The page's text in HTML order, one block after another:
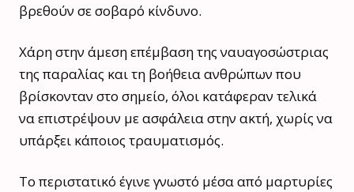
βρεθούν σε σοβαρό κίνδυνο.
Χάρη στην άμεση επέμβαση της ναυαγοσώστριας
της παραλίας και τη βοήθεια ανθρώπων που
βρίσκονταν στο σημείο, όλοι κατάφεραν τελικά
να επιστρέψουν με ασφάλεια στην ακτή, χωρίς να
υπάρξει κάποιος τραυματισμός.
Το περιστατικό έγινε γνωστό μέσα από μαρτυρίες